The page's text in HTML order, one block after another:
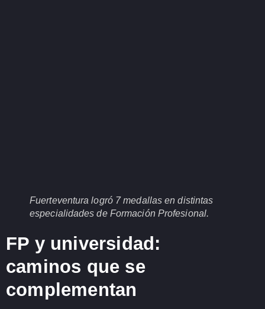
Fuerteventura logró 7 medallas en distintas
especialidades de Formación Profesional.
FP y universidad:
caminos que se
complementan